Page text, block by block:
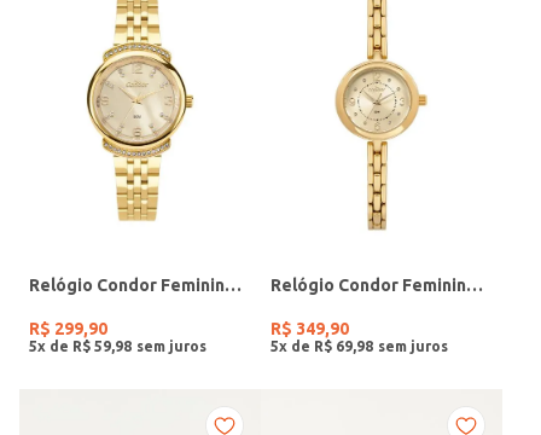
Relógio Condor Feminino DOURADO
R$ 299,90
5x de R$ 59 98
Relógio Condor Feminino DOURADO
R$ 349,90
5x de R$ 69 98